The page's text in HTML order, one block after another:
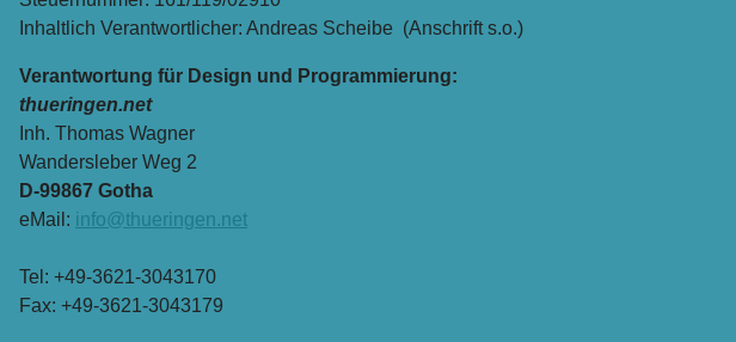
Inhaltlich Verantwortlicher: Andreas Scheibe (Anschrift s.o.)
Verantwortung für Design und Programmierung:
thueringen.net
Inh. Thomas Wagner
Wandersleber Weg 2
D-99867 Gotha
eMail: info@thueringen.net
Tel: +49-3621-3043170
Fax: +49-3621-3043179